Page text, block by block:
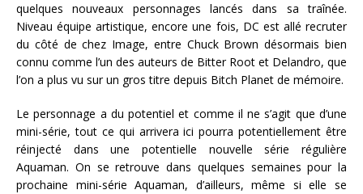
quelques nouveaux personnages lancés dans sa traînée.
Niveau équipe artistique, encore une fois, DC est allé recruter
du côté de chez Image, entre Chuck Brown désormais bien
connu comme l’un des auteurs de Bitter Root et Delandro, que
l’on a plus vu sur un gros titre depuis Bitch Planet de mémoire.
Le personnage a du potentiel et comme il ne s’agit que d’une
mini-série, tout ce qui arrivera ici pourra potentiellement être
réinjecté dans une potentielle nouvelle série régulière
Aquaman. On se retrouve dans quelques semaines pour la
prochaine mini-série Aquaman, d’ailleurs, même si elle se